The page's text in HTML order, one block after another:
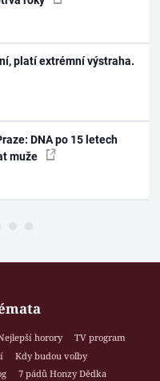
platí extrémní výstraha.
DNA po 15 letech
muže
horory
TV program
Kdy budou volby
7 pádů Honzy Dědka